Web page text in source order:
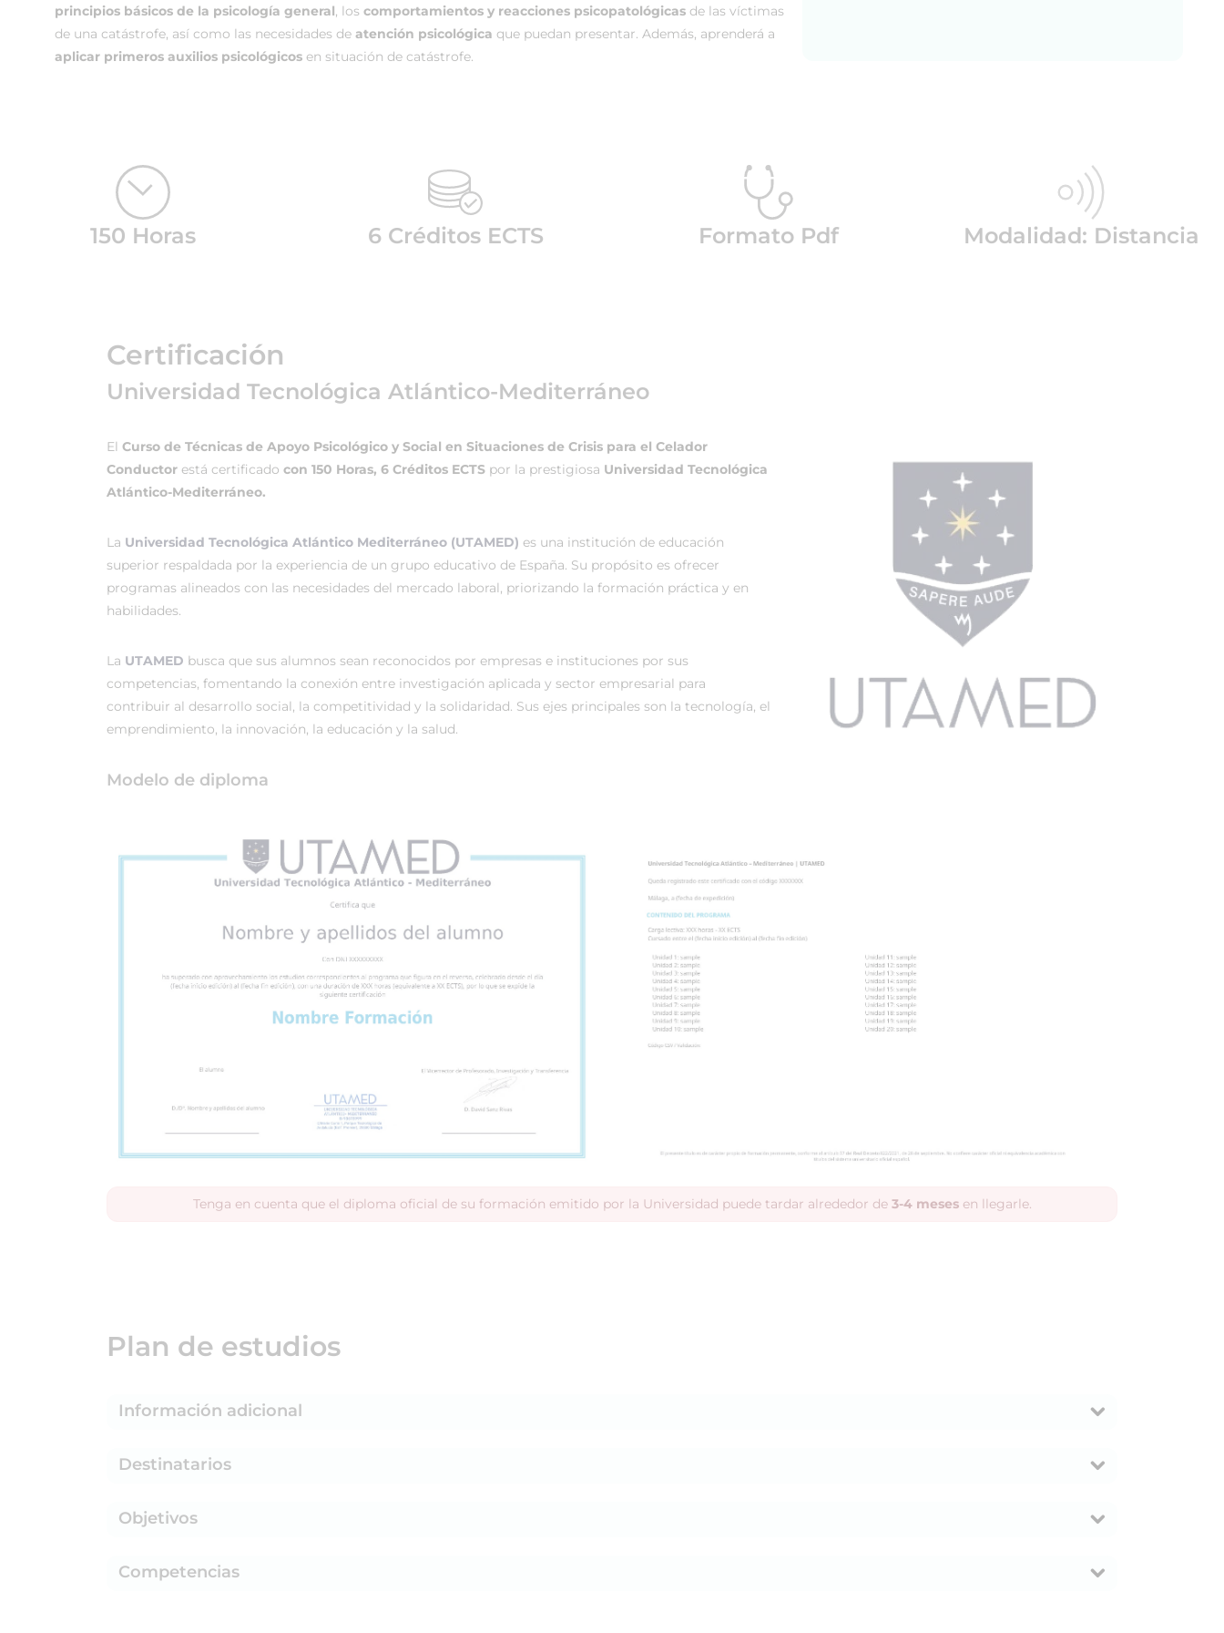
principios básicos de la psicología general, los comportamientos y reacciones psicopatológicas de las víctimas
de una catástrofe, así como las necesidades de atención psicológica que puedan presentar. Además, aprenderá a
aplicar primeros auxilios psicológicos en situación de catástrofe.
150 Horas 6 Créditos ECTS Formato Pdf Modalidad: Distancia
Certificación
Universidad Tecnológica Atlántico-Mediterráneo
El Curso de Técnicas de Apoyo Psicológico y Social en Situaciones de Crisis para el Celador
Conductor está certificado con 150 Horas, 6 Créditos ECTS por la prestigiosa Universidad Tecnológica
Atlántico-Mediterráneo.
La Universidad Tecnológica Atlántico Mediterráneo (UTAMED) es una institución de educación
superior respaldada por la experiencia de un grupo educativo de España. Su propósito es ofrecer
programas alineados con las necesidades del mercado laboral, priorizando la formación práctica y en
habilidades.
La UTAMED busca que sus alumnos sean reconocidos por empresas e instituciones por sus
competencias, fomentando la conexión entre investigación aplicada y sector empresarial para
contribuir al desarrollo social, la competitividad y la solidaridad. Sus ejes principales son la tecnología, el
emprendimiento, la innovación, la educación y la salud.
Modelo de diploma
Tenga en cuenta que el diploma oficial de su formación emitido por la Universidad puede tardar alrededor de 3-4 mesesen llegarle.
Plan de estudios
Información adicional
Destinatarios
Objetivos
Competencias